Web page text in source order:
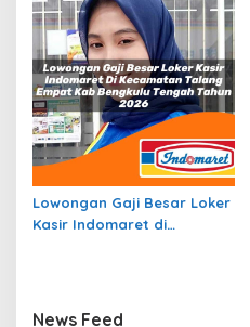
Lowongan Gaji Besar Loker
Kasir Indomaret di
News Feed